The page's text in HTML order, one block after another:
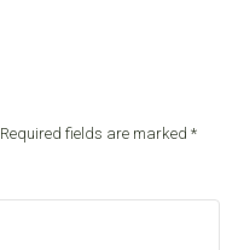
Required fields are marked *